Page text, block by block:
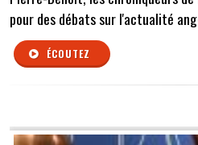
pour des débats sur l'actualité
ÉCOUTEZ